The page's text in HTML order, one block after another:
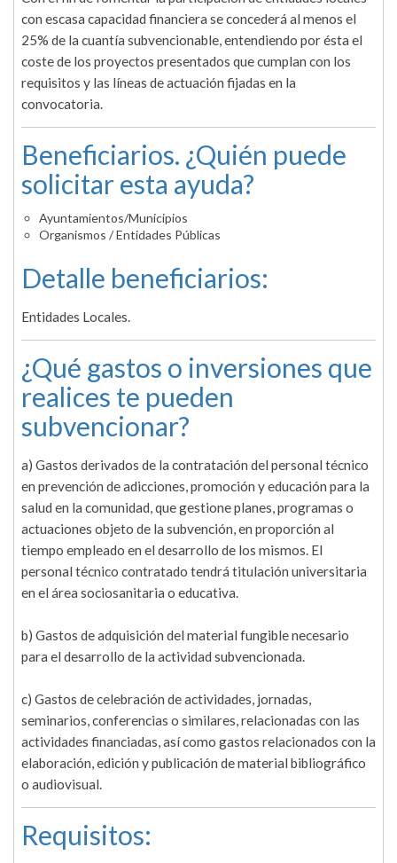
con escasa capacidad financiera se concederá al menos el
25% de la cuantía subvencionable, entendiendo por ésta el
coste de los proyectos presentados que cumplan con los
requisitos y las líneas de actuación fijadas en la
convocatoria.
Beneficiarios. ¿Quién puede
solicitar esta ayuda?
Ayuntamientos/Municipios
Organismos / Entidades Públicas
Detalle beneficiarios:
Entidades Locales.
¿Qué gastos o inversiones que
realices te pueden
subvencionar?
a) Gastos derivados de la contratación del personal técnico
en prevención de adicciones, promoción y educación para la
salud en la comunidad, que gestione planes, programas o
actuaciones objeto de la subvención, en proporción al
tiempo empleado en el desarrollo de los mismos. El
personal técnico contratado tendrá titulación universitaria
en el área sociosanitaria o educativa.
b) Gastos de adquisición del material fungible necesario
para el desarrollo de la actividad subvencionada.
c) Gastos de celebración de actividades, jornadas,
seminarios, conferencias o similares, relacionadas con las
actividades financiadas, así como gastos relacionados con la
elaboración, edición y publicación de material bibliográfico
o audiovisual.
Requisitos: